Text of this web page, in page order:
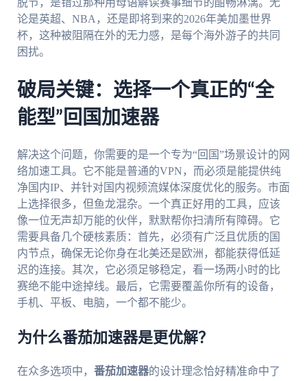
论是英超、NBA，还是即将到来的2026年美加墨世界
杯，这种被阻隔在外的无力感，是每个海外游子的共同
困扰。
破局关键：选择一个真正的“全
能型”回国加速器
解决这个问题，你需要的是一个专为“回国”场景设计的网
络加速工具。它不能是普通的VPN，而必须是能提供纯
净国内IP、并针对国内视频流媒体深度优化的服务。市面
上选择很多，但鱼龙混杂。一个真正好用的工具，应该
像一位无声却万能的伙伴，默默帮你扫清所有障碍。它
需要具备几个硬核素质：首先，必须有广泛且优质的国
内节点，确保无论你身在北美还是欧洲，都能获得低延
迟的连接。其次，它必须足够稳定，看一场两小时的比
赛绝不能中途掉线。最后，它需要覆盖你所有的设备，
手机、平板、电脑，一个都不能少。
为什么番茄加速器是更优解？
在众多选项中， 番茄加速器的设计理念恰好精准命中了